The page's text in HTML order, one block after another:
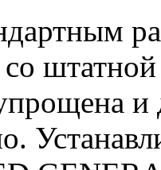
штатной
и